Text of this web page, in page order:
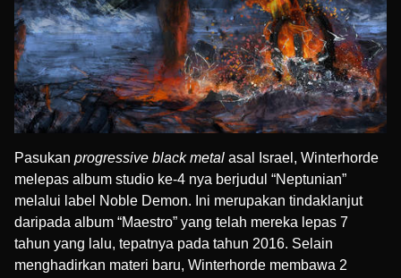
Pasukan progressive black metal asal Israel, Winterhorde
melepas album studio ke-4 nya berjudul “Neptunian”
melalui label Noble Demon. Ini merupakan tindaklanjut
daripada album “Maestro” yang telah mereka lepas 7
tahun yang lalu, tepatnya pada tahun 2016. Selain
menghadirkan materi baru, Winterhorde membawa 2